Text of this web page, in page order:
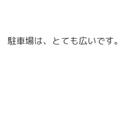
駐車場は、とても広いです。